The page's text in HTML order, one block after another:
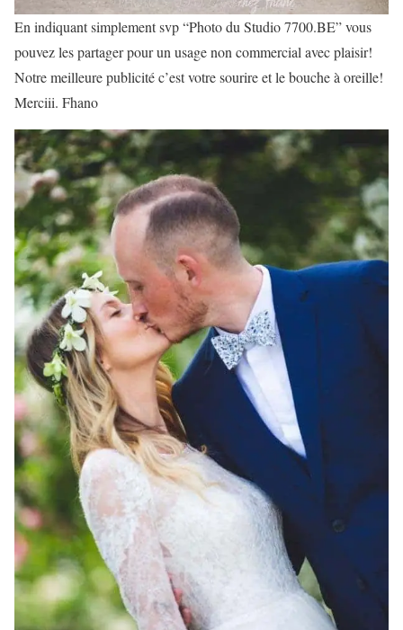
En indiquant simplement svp “Photo du Studio 7700.BE” vous
pouvez les partager pour un usage non commercial avec plaisir!
Notre meilleure publicité c’est votre sourire et le bouche à oreille!
Merciii. Fhano